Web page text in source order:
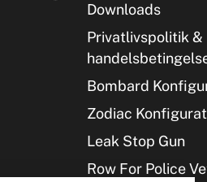
Downloads
Privatlivspolitik &
Bombard
Zodiac
Leak Stop Gun
Row For Police